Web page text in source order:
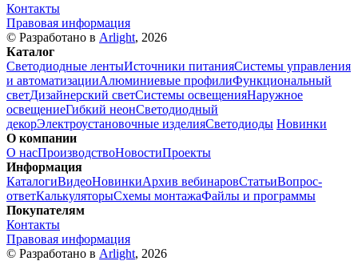
Контакты
Правовая информация
© Разработано в Arlight, 2026
Каталог
Светодиодные лентыИсточники питанияСистемы управления
и автоматизацииАлюминиевые профилиФункциональный
светДизайнерский светСистемы освещенияНаружное
освещениеГибкий неонСветодиодный
декорЭлектроустановочные изделияСветодиоды Новинки
О компании
О насПроизводствоНовостиПроекты
Информация
КаталогиВидеоНовинкиАрхив вебинаровСтатьиВопрос-
ответКалькуляторыСхемы монтажаФайлы и программы
Покупателям
Контакты
Правовая информация
© Разработано в Arlight, 2026